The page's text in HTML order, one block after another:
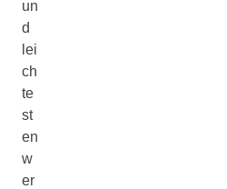
un
d
lei
ch
te
st
en
w
er